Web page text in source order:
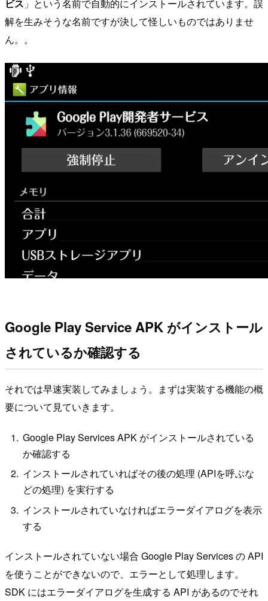
ビス 」という名前で自動的にインストールされています。誤
解を生みそうな名前ですが決して怪しいものではありませ
ん。。
Google Play Service APK がインストール
されているか確認する
それでは早速実装してみましょう。まずは実装する機能の概
要について見ていきます。
Google Play Services APK がインストールされている
か確認する
インストールされていればその後の処理 (APIを呼ぶな
どの処理) を実行する
インストールされていなければエラーダイアログを表示
する
インストールされていない場合 Google Play Services の API
を使うことができないので、エラーとして処理します。
SDK にはエラーダイアログを生成する API があるのでそれ